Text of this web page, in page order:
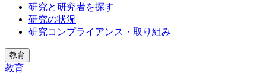
研究と研究者を探す
研究の状況
研究コンプライアンス・取り組み
教育
教育